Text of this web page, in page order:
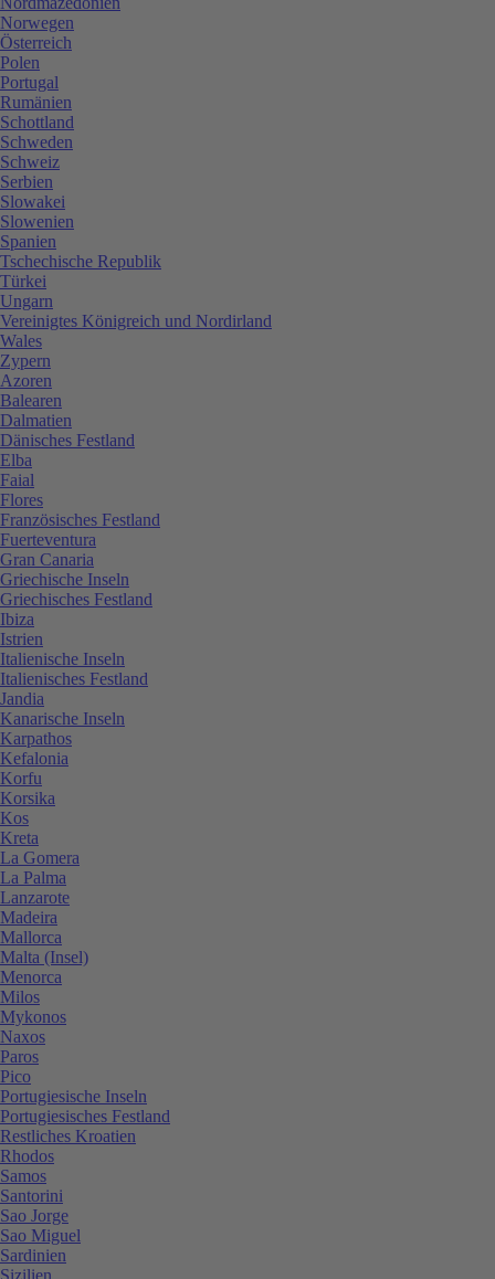
Norwegen
Österreich
Polen
Portugal
Rumänien
Schottland
Schweden
Schweiz
Serbien
Slowakei
Slowenien
Spanien
Tschechische Republik
Türkei
Ungarn
Vereinigtes Königreich und Nordirland
Wales
Zypern
Azoren
Balearen
Dalmatien
Dänisches Festland
Elba
Faial
Flores
Französisches Festland
Fuerteventura
Gran Canaria
Griechische Inseln
Griechisches Festland
Ibiza
Istrien
Italienische Inseln
Italienisches Festland
Jandia
Kanarische Inseln
Karpathos
Kefalonia
Korfu
Korsika
Kos
Kreta
La Gomera
La Palma
Lanzarote
Madeira
Mallorca
Malta (Insel)
Menorca
Milos
Mykonos
Naxos
Paros
Pico
Portugiesische Inseln
Portugiesisches Festland
Restliches Kroatien
Rhodos
Samos
Santorini
Sao Jorge
Sao Miguel
Sardinien
Sizilien